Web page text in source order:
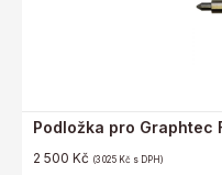
Podložka pro Graphtec
2 500 Kč (3 025 Kč s DPH)